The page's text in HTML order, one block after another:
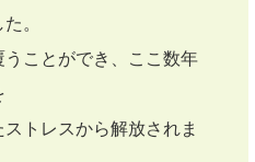
。
ことができ、ここ数年
トレスから解放されま